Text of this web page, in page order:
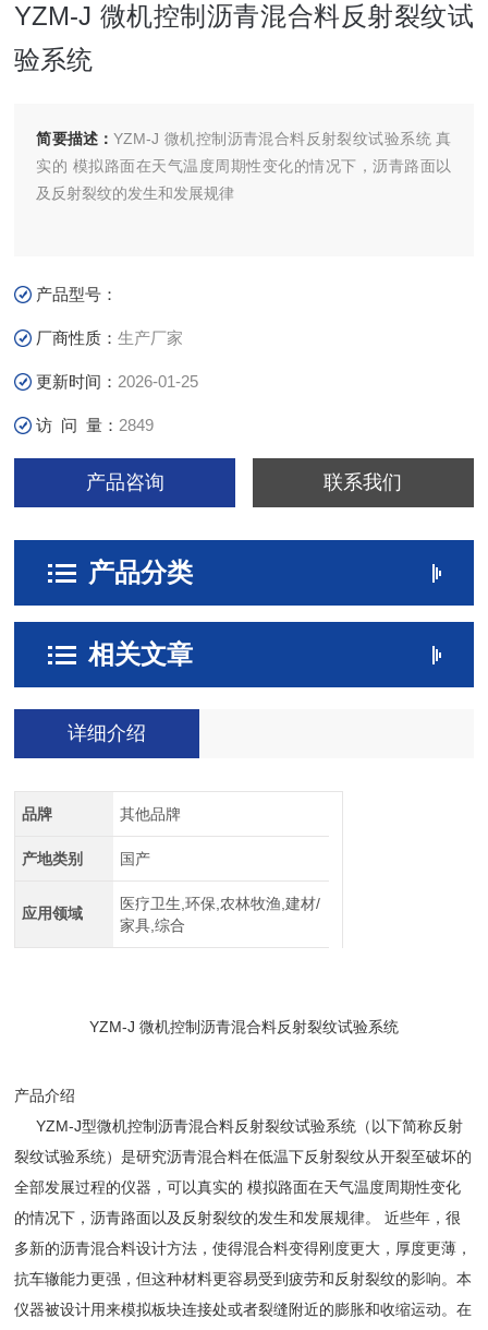
YZM-J 微机控制沥青混合料反射裂纹试
验系统
简要描述：YZM-J 微机控制沥青混合料反射裂纹试验系统 真
实的 模拟路面在天气温度周期性变化的情况下，沥青路面以
及反射裂纹的发生和发展规律
产品型号：
厂商性质：生产厂家
更新时间： 2026-01-25
访 问 量： 2849
产品咨询 联系我们
产品分类
相关文章
详细介绍
品牌 其他品牌
产地类别 国产
应用领域
医疗卫生,环保,农林牧渔,建材/
家具,综合
YZM-J 微机控制沥青混合料反射裂纹试验系统
产品介绍
YZM-J型微机控制沥青混合料反射裂纹试验系统（以下简称反射
裂纹试验系统）是研究沥青混合料在低温下反射裂纹从开裂至破坏的
全部发展过程的仪器，可以真实的 模拟路面在天气温度周期性变化
的情况下，沥青路面以及反射裂纹的发生和发展规律。 近些年，很
多新的沥青混合料设计方法，使得混合料变得刚度更大，厚度更薄，
抗车辙能力更强，但这种材料更容易受到疲劳和反射裂纹的影响。本
仪器被设计用来模拟板块连接处或者裂缝附近的膨胀和收缩运动。在